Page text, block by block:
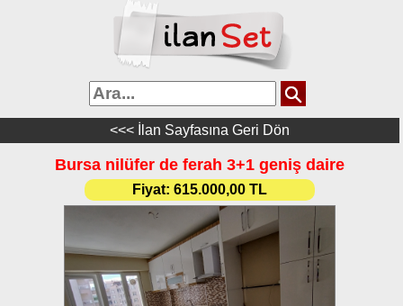
<<< İlan Sayfasına Geri Dön
Bursa nilüfer de ferah 3+1 geniş daire
Fiyat: 615.000,00 TL